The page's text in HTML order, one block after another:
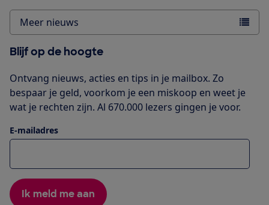
Meer nieuws
Blijf op de hoogte
Ontvang nieuws, acties en tips in je mailbox. Zo
bespaar je geld, voorkom je een miskoop en weet je
wat je rechten zijn. Al 670.000 lezers gingen je voor.
E-mailadres
Ik meld me aan